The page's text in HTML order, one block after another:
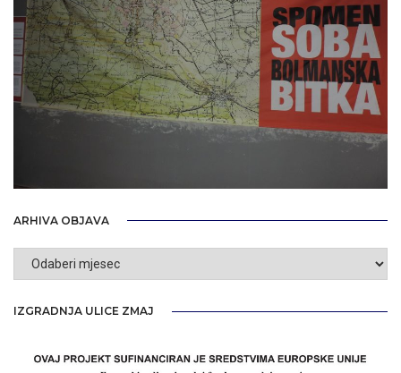
ARHIVA OBJAVA
Arhiva
IZGRADNJA ULICE ZMAJ